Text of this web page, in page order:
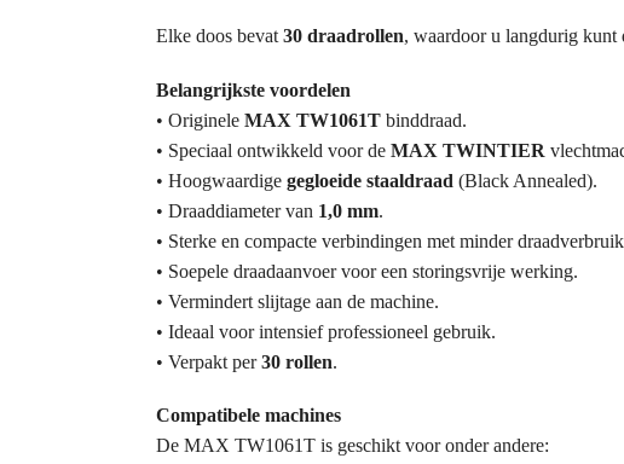
Elke doos bevat30 draadrollen, waardoor u langdurig kunt
Belangrijkste voordelen
• Originele MAX TW1061Tbinddraad.
• Speciaal ontwikkeld voor de MAX TWINTIER
• Hoogwaardige gegloeide staaldraad (Black Annealed).
• Draaddiameter van 1,0 mm.
• Sterke en compacte verbindingen met minder
• Soepele draadaanvoer voor een storingsvrije werking.
• Vermindert slijtage aan de machine.
• Ideaal voor intensief professioneel gebruik.
• Verpakt per30 rollen.
Compatibele machines
De MAX TW1061T is geschikt voor onder andere: